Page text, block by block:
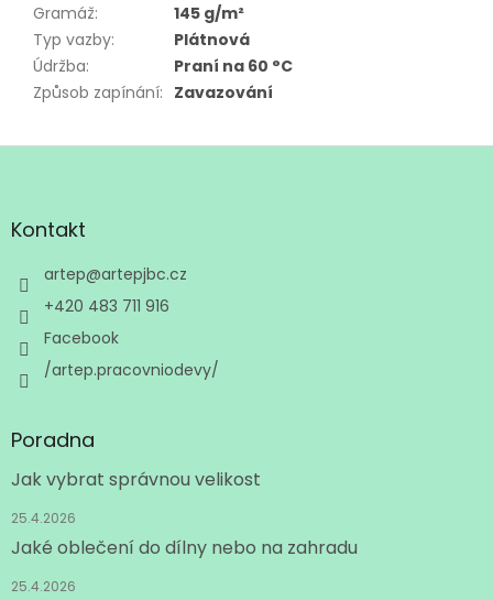
Gramáž:
145 g/m²
Typ vazby:
Plátnová
Údržba:
Praní na 60 °C
Způsob zapínání: Zavazování
Z
aKontakt
artep@artepjbc.cz
+420 483 711 916
Facebook
/artep.pracovniodevy/
Poradna
Jak vybrat správnou velikost
25.4.2026
Jaké oblečení do dílny nebo na zahradu
25.4.2026